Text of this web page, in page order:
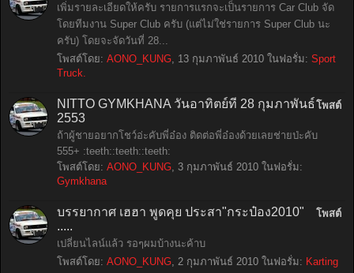
เพิ่มรายละเอียดให้ครับ รายการแรกจะเป็นรายการ Car Club จัด
โดยทีมงาน Super Club ครับ (แต่ไม่ใช่รายการ Super Club นะ
ครับ) โดยจะจัดวันที่ 28...
โพสต์โดย: AONO_KUNG, 13 กุมภาพันธ์ 2010 ในฟอรั่ม: Sport
Truck.
โพสต์
NITTO GYMKHANA วันอาทิตย์ที่ 28 กุมภาพันธ์
2553
ถ้าผู้ชายอยากโชว์อ่ะคับพี่อ๋อง ติดต่อพี่อ๋องด้วยเลยช่ายป่ะคับ
555+ :teeth::teeth::teeth:
โพสต์โดย: AONO_KUNG, 3 กุมภาพันธ์ 2010 ในฟอรั่ม:
Gymkhana
โพสต์
บรรยากาศ เฮฮา พูดคุย ประสา"กระป๋อง2010"
.....
เปลี่ยนไลน์แล้ว รอๆผมบ้างนะค้าบ
โพสต์โดย: AONO_KUNG, 2 กุมภาพันธ์ 2010 ในฟอรั่ม: Karting